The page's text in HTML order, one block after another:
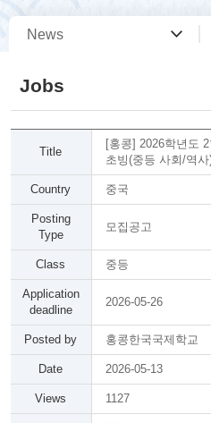
News
Jobs
Title
[홍콩] 2026학년도
초빙(중등 사회/역
Country 중국
Posting
Type
모집공고
Class 중등
Application
deadline
2026-05-26
Posted by 홍콩한국국제학교
Date 2026-05-13
Views 1127